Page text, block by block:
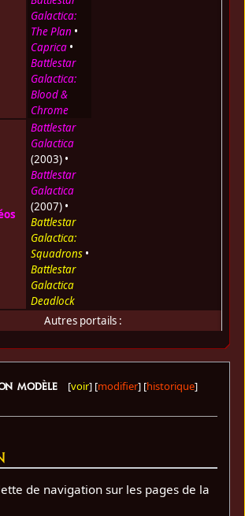
Galactica:
The Plan •
Caprica•
Battlestar
Galactica:
Blood &
Chrome
Battlestar
Galactica
(2003) •
Battlestar
Galactica
(2007) •
Battlestar
Galactica:
Squadrons•
Battlestar
Galactica
Deadlock
Autres portails :
modèle [voir] [modifier] [historique]
de navigation sur les pages de la